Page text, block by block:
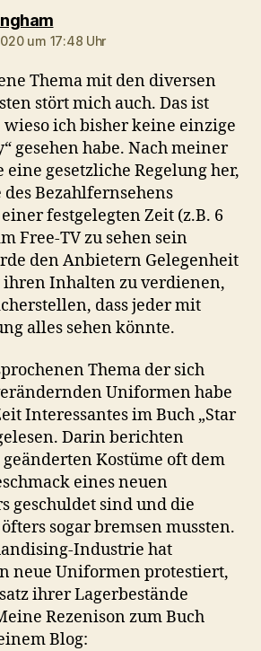
sagt:
um 17:48 Uhr
Thema mit den diversen
stört mich auch. Das ist
wieso ich bisher keine einzige
gesehen habe. Nach meiner
gesetzliche Regelung her,
Bezahlfernsehens
festgelegten Zeit (z.B. 6
Free-TV zu sehen sein
den Anbietern Gelegenheit
Inhalten zu verdienen,
dass jeder mit
alles sehen könnte.
Thema der sich
Uniformen habe
Interessantes im Buch „Star
Darin berichten
Kostüme oft dem
eines neuen
geschuldet sind und die
sogar bremsen mussten.
Industrie hat
neue Uniformen protestiert,
ihrer Lagerbestände
Rezenison zum Buch
Blog: